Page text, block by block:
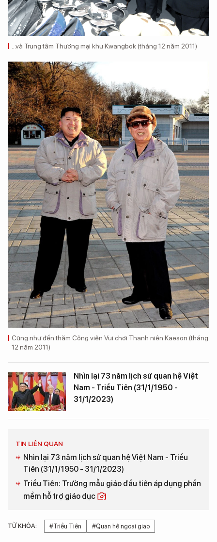
...và Trung tâm Thương mại khu Kwangbok (tháng 12 năm 2011)
Cũng như đến thăm Công viên Vui chơi Thanh niên Kaeson (tháng
12 năm 2011)
Nhìn lại 73 năm lịch sử quan hệ Việt
Nam - Triều Tiên (31/1/1950 -
31/1/2023)
TIN LIÊN QUAN
Nhìn lại 73 năm lịch sử quan hệ Việt Nam - Triều
Tiên (31/1/1950 - 31/1/2023)
Triều Tiên: Trường mẫu giáo đầu tiên áp dụng phần
mềm hỗ trợ giáo dục
TỪ KHÓA: #Triều Tiên #Quan hệ ngoại giao